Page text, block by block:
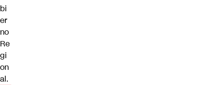
bi
er
no
Re
gi
on
al.